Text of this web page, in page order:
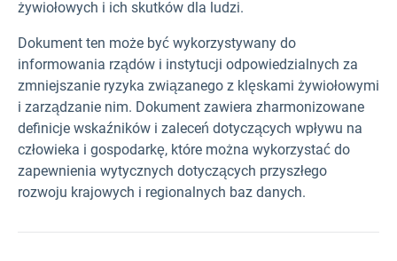
żywiołowych i ich skutków dla ludzi.
Dokument ten może być wykorzystywany do
informowania rządów i instytucji odpowiedzialnych za
zmniejszanie ryzyka związanego z klęskami żywiołowymi
i zarządzanie nim. Dokument zawiera zharmonizowane
definicje wskaźników i zaleceń dotyczących wpływu na
człowieka i gospodarkę, które można wykorzystać do
zapewnienia wytycznych dotyczących przyszłego
rozwoju krajowych i regionalnych baz danych.